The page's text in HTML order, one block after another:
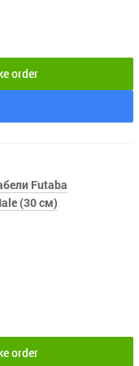
Futaba
(30 см)